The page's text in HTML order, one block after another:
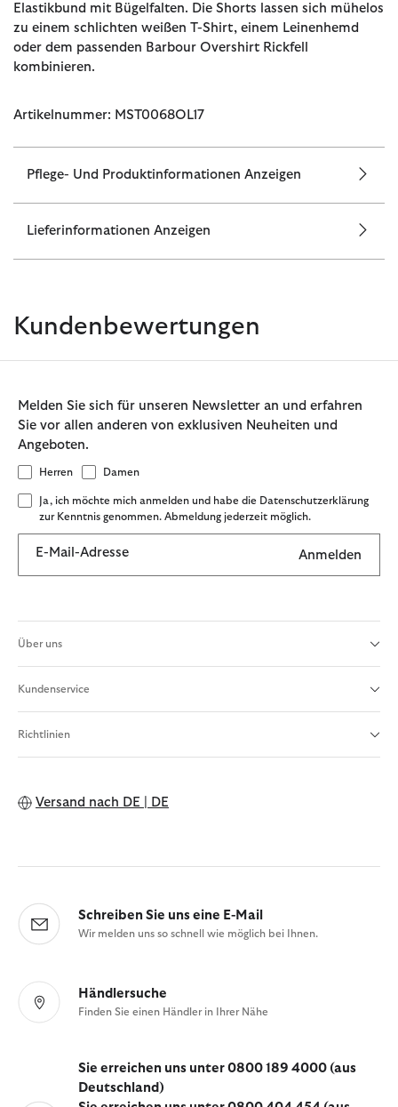
Elastikbund mit Bügelfalten. Die Shorts lassen sich mühelos
zu einem schlichten weißen T-Shirt, einem Leinenhemd
oder dem passenden Barbour Overshirt Rickfell
kombinieren.
Artikelnummer: MST0068OL17
Pflege- Und Produktinformationen Anzeigen
Lieferinformationen Anzeigen
Kundenbewertungen
Melden Sie sich für unseren Newsletter an und erfahren
Sie vor allen anderen von exklusiven Neuheiten und
Angeboten.
Herren Damen
Ja, ich möchte mich anmelden und habe die Datenschutzerklärung
zur Kenntnis genommen. Abmeldung jederzeit möglich.
E-Mail-Adresse Anmelden
Über uns
Kundenservice
Richtlinien
Versand nach DE | DE
Schreiben Sie uns eine E-Mail
Wir melden uns so schnell wie möglich bei Ihnen.
Händlersuche
Finden Sie einen Händler in Ihrer Nähe
Sie erreichen uns unter 0800 189 4000 (aus
Deutschland)